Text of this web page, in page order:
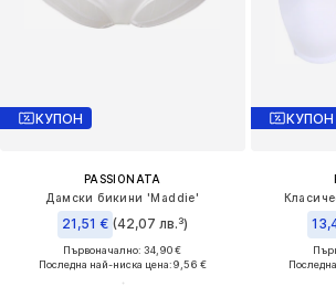
КУПОН
PASSIONATA
Дамски бикини 'Maddie'
21,51 € (42,07 лв.³)
Първоначално: 34,90 €
Последна най-ниска цена:9,56 €
КУПОН